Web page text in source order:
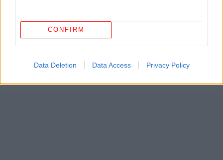
CONFIRM
Data Deletion Data Access Privacy Policy
ΔΕΙΤΕ ΕΠΙΣΗΣ